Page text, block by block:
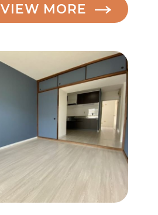
VIEW MORE